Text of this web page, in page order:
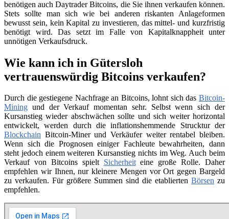
benötigen auch Daytrader Bitcoins, die Sie ihnen verkaufen können.
Stets sollte man sich wie bei anderen riskanten Anlageformen
bewusst sein, kein Kapital zu investieren, das mittel- und kurzfristig
benötigt wird. Das setzt im Falle von Kapitalknappheit unter
unnötigen Verkaufsdruck.
Wie kann ich in Gütersloh
vertrauenswürdig Bitcoins verkaufen?
Durch die gestiegene Nachfrage an Bitcoins, lohnt sich das Bitcoin-
Mining und der Verkauf momentan sehr. Selbst wenn sich der
Kursanstieg wieder abschwächen sollte und sich weiter horizontal
entwickelt, werden durch die inflationshemmende Strucktur der
Blockchain Bitcoin-Miner und Verkäufer weiter rentabel bleiben.
Wenn sich die Prognosen einiger Fachleute bewahrheiten, dann
steht jedoch einem weiteren Kursanstieg nichts im Weg. Auch beim
Verkauf von Bitcoins spielt Sicherheiteine große Rolle. Daher
empfehlen wir Ihnen, nur kleinere Mengen vor Ort gegen Bargeld
zu verkaufen. Für größere Summen sind die etablierten Börsen zu
empfehlen.